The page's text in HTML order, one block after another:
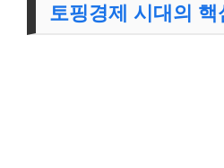
토핑경제 시대의 핵